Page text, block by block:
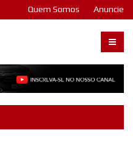
Quem Somos Anuncie